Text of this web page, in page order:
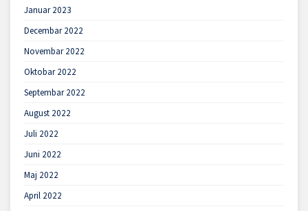
Januar 2023
Decembar 2022
Novembar 2022
Oktobar 2022
Septembar 2022
August 2022
Juli 2022
Juni 2022
Maj 2022
April 2022